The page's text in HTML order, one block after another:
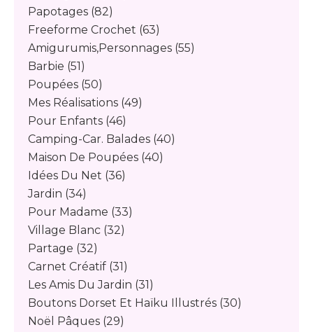
Papotages (82)
Freeforme Crochet (63)
Amigurumis,personnages (55)
Barbie (51)
Poupées (50)
Mes Réalisations (49)
Pour Enfants (46)
Camping-Car. Balades (40)
Maison De Poupées (40)
Idées Du Net (36)
Jardin (34)
Pour Madame (33)
Village Blanc (32)
Partage (32)
Carnet Créatif (31)
Les Amis Du Jardin (31)
Boutons Dorset Et Haïku Illustrés (30)
Noël Pâques (29)